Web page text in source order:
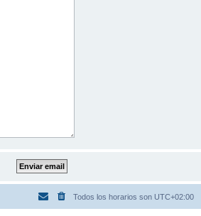
Todos los horarios son UTC+02:00